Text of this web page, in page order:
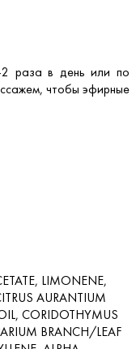
раза в день или по
чтобы эфирные
LIMONENE,
AURANTIUM
CORIDOTHYMUS
BRANCH/LEAF